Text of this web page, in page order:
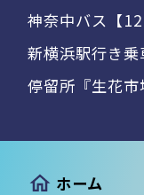
神奈中バス【
新横浜駅行き乗
停留所『生花
ホーム